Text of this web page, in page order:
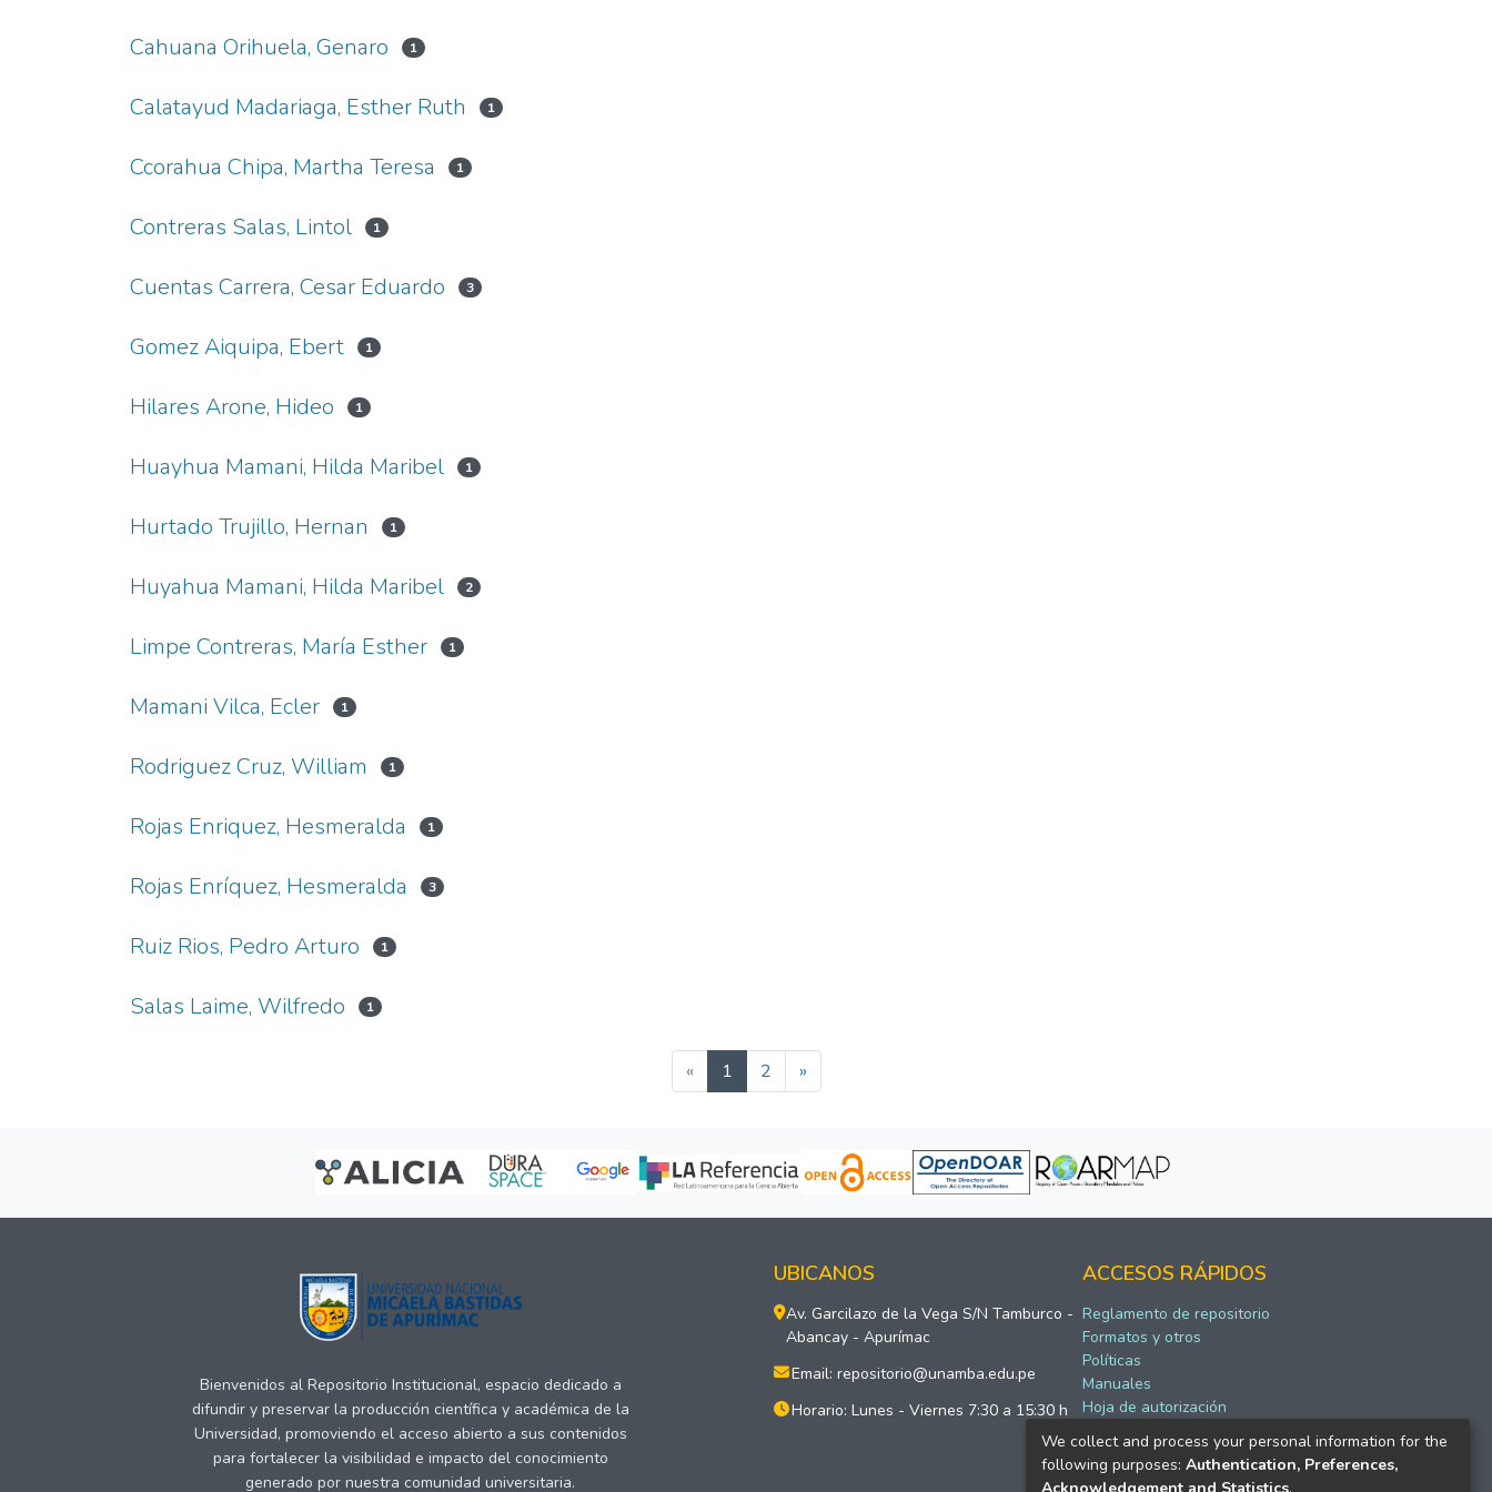
Cahuana Orihuela, Genaro 1
Calatayud Madariaga, Esther Ruth 1
Ccorahua Chipa, Martha Teresa 1
Contreras Salas, Lintol 1
Cuentas Carrera, Cesar Eduardo 3
Gomez Aiquipa, Ebert 1
Hilares Arone, Hideo 1
Huayhua Mamani, Hilda Maribel 1
Hurtado Trujillo, Hernan 1
Huyahua Mamani, Hilda Maribel 2
Limpe Contreras, María Esther 1
Mamani Vilca, Ecler 1
Rodriguez Cruz, William 1
Rojas Enriquez, Hesmeralda 1
Rojas Enríquez, Hesmeralda 3
Ruiz Rios, Pedro Arturo 1
Salas Laime, Wilfredo 1
« 1(current)
2 »
Bienvenidos al Repositorio Institucional, espacio dedicado a
difundir y preservar la producción científica y académica de la
Universidad, promoviendo el acceso abierto a sus contenidos
para fortalecer la visibilidad e impacto del conocimiento
generado por nuestra comunidad universitaria.
UBICANOS
Av. Garcilazo de la Vega S/N Tamburco -
Abancay - Apurímac
Email: repositorio@unamba.edu.pe
Horario: Lunes - Viernes 7:30 a 15:30 h
ACCESOS RÁPIDOS
Reglamento de repositorio
Formatos y otros
Políticas
Manuales
Hoja de autorización
We collect and process your personal information for the
following purposes: Authentication, Preferences,